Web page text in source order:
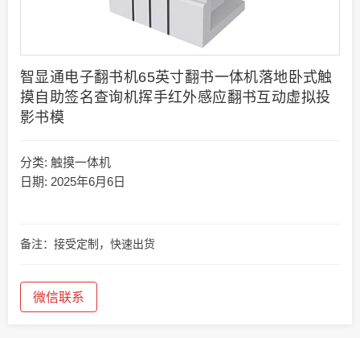
智显通电子翻书机65英寸翻书一体机落地卧式触
摸自助签名查询机挥手红外感应翻书互动虚拟投
影书模
分类: 触摸一体机
日期: 2025年6月6日
备注：接受定制，快速出货
微信联系